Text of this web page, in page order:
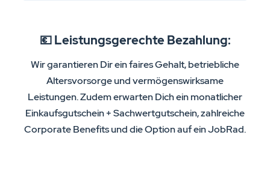
💶 Leistungsgerechte Bezahlung:
Wir garantieren Dir ein faires Gehalt, betriebliche
Altersvorsorge und vermögenswirksame
Leistungen. Zudem erwarten Dich ein monatlicher
Einkaufsgutschein + Sachwertgutschein, zahlreiche
Corporate Benefits und die Option auf ein JobRad.